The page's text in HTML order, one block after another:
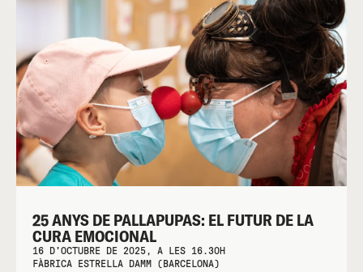
25 ANYS DE PALLAPUPAS: EL FUTUR DE LA
CURA EMOCIONAL
16 D'OCTUBRE DE 2025, A LES 16.30H
FÀBRICA ESTRELLA DAMM (BARCELONA)